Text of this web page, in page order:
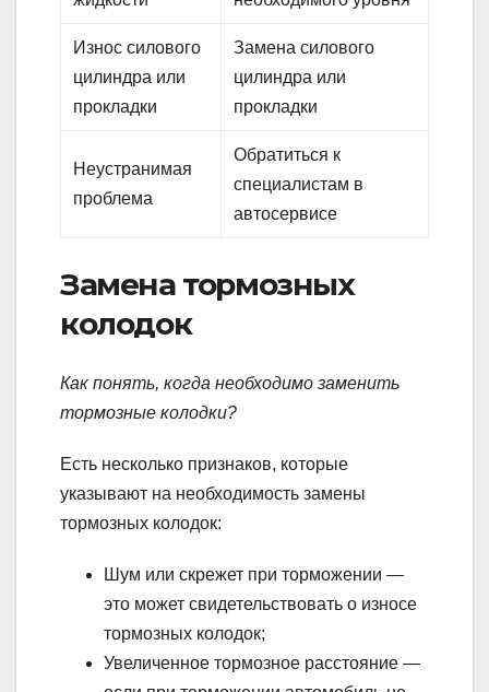
Износ силового
цилиндра или
прокладки
Замена силового
цилиндра или
прокладки
Неустранимая
проблема
Обратиться к
специалистам в
автосервисе
Замена тормозных
колодок
Как понять, когда необходимо заменить
тормозные колодки?
Есть несколько признаков, которые
указывают на необходимость замены
тормозных колодок:
Шум или скрежет при торможении —
это может свидетельствовать о износе
тормозных колодок;
Увеличенное тормозное расстояние —